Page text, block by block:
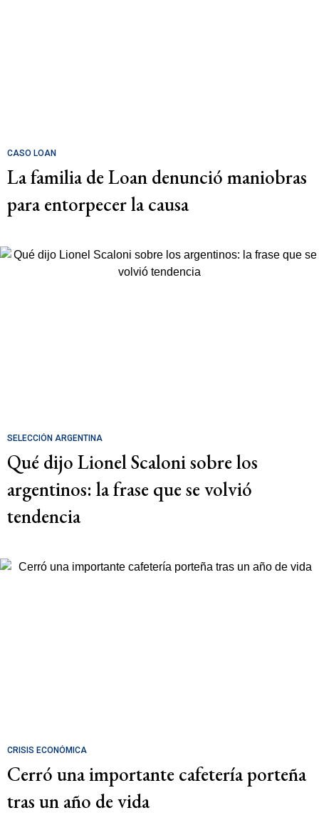
CASO LOAN
La familia de Loan denunció maniobras
para entorpecer la causa
SELECCIÓN ARGENTINA
Qué dijo Lionel Scaloni sobre los
argentinos: la frase que se volvió
tendencia
CRISIS ECONÓMICA
Cerró una importante cafetería porteña
tras un año de vida